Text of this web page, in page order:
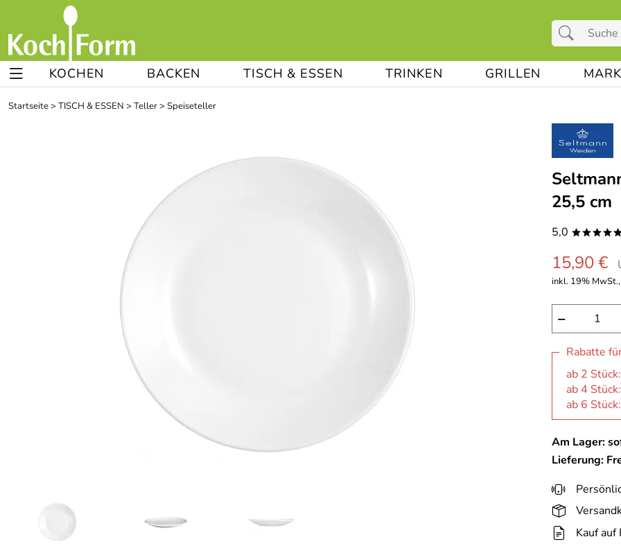
KOCHEN BACKEN TISCH & ESSEN TRINKEN GRILLEN
Startseite> TISCH & ESSEN > Teller> Speiseteller
25,5 cm
5,0
15,90 €
inkl. 19%
−
Rabatte
ab 2
ab 4
ab 6
Am Lager:
Lieferung:
Kauf auf